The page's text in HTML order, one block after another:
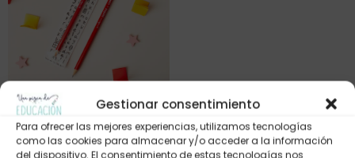
Gestionar consentimiento
Para ofrecer las mejores experiencias, utilizamos tecnologías
como las cookies para almacenar y/o acceder a la información
del dispositivo. El consentimiento de estas tecnologías nos
Lápiz navideño
0,80€-1,20€